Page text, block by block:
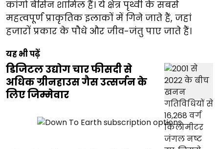
कांगो बेसिन शामिल हैं। ये क्षेत्र पृथ्वी के सबसे
महत्वपूर्ण प्राकृतिक इलाकों में गिने जाते हैं, जहां
हजारों प्रकार के पौधे और जीव-जंतु पाए जाते हैं।
यह भी पढ़ें
डिजिटल उद्योग चार फीसदी से
अधिक ग्रीनहाउस गैस उत्सर्जन के
लिए जिम्मेवार